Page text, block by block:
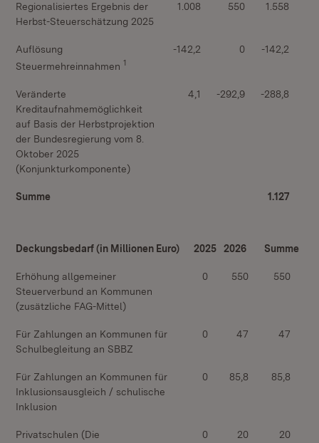
Regionalisiertes Ergebnis der
Herbst-Steuerschätzung 2025
1.008 550 1.558
Auflösung
Steuermehreinnahmen 1
-142,2 0 -142,2
Veränderte
Kreditaufnahmemöglichkeit
auf Basis der Herbstprojektion
der Bundesregierung vom 8.
Oktober 2025
(Konjunkturkomponente)
4,1 -292,9 -288,8
Summe 1.127
Deckungsbedarf (in Millionen Euro) 2025 2026 Summe
Erhöhung allgemeiner
Steuerverbund an Kommunen
(zusätzliche FAG-Mittel)
0 550 550
Für Zahlungen an Kommunen für
Schulbegleitung an SBBZ
0 47 47
Für Zahlungen an Kommunen für
Inklusionsausgleich / schulische
Inklusion
0 85,8 85,8
Privatschulen (Die
0 20 20